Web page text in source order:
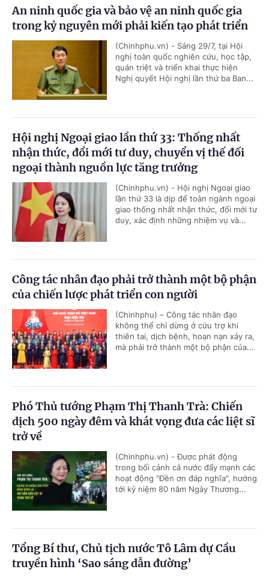
An ninh quốc gia và bảo vệ an ninh quốc gia
trong kỷ nguyên mới phải kiến tạo phát triển
(Chinhphu.vn) - Sáng 29/7, tại Hội
nghị toàn quốc nghiên cứu, học tập,
quán triệt và triển khai thực hiện
Nghị quyết Hội nghị lần thứ ba Ban...
Hội nghị Ngoại giao lần thứ 33: Thống nhất
nhận thức, đổi mới tư duy, chuyển vị thế đối
ngoại thành nguồn lực tăng trưởng
(Chinhphu.vn) - Hội nghị Ngoại giao
lần thứ 33 là dịp để toàn ngành ngoại
giao thống nhất nhận thức, đổi mới tư
duy, xác định những nhiệm vụ và...
Công tác nhân đạo phải trở thành một bộ phận
của chiến lược phát triển con người
(Chinhphu) – Công tác nhân đạo
không thể chỉ dừng ở cứu trợ khi
thiên tai, dịch bệnh, hoạn nạn xảy ra,
mà phải trở thành một bộ phận của...
Phó Thủ tướng Phạm Thị Thanh Trà: Chiến
dịch 500 ngày đêm và khát vọng đưa các liệt sĩ
trở về
(Chinhphu.vn) - Được phát động
trong bối cảnh cả nước đẩy mạnh các
hoạt động "Đền ơn đáp nghĩa", hướng
tới kỷ niệm 80 năm Ngày Thương...
Tổng Bí thư, Chủ tịch nước Tô Lâm dự Cầu
truyền hình ‘Sao sáng dẫn đường’